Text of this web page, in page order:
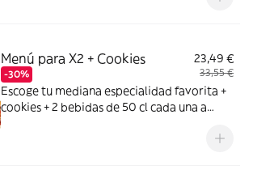
Menú para X2 + Cookies
-30%
23,49 €
33,55 €
Escoge tu mediana especialidad favorita +
cookies + 2 bebidas de 50 cl cada una a
Fanta de naranja, Fuze tea o Aquarius de